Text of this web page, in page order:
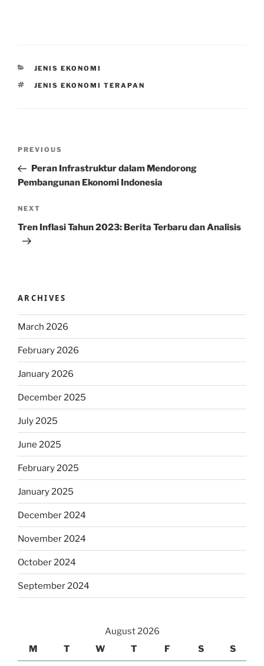
CATEGORIES
JENIS EKONOMI
TAGS
JENIS EKONOMI TERAPAN
Previous
Post
PREVIOUS
Peran Infrastruktur dalam Mendorong
Pembangunan Ekonomi Indonesia
Next
Post
NEXT
Tren Inflasi Tahun 2023: Berita Terbaru dan Analisis
ARCHIVES
March 2026
February 2026
January 2026
December 2025
July 2025
June 2025
February 2025
January 2025
December 2024
November 2024
October 2024
September 2024
August 2026
M
T W T F S S